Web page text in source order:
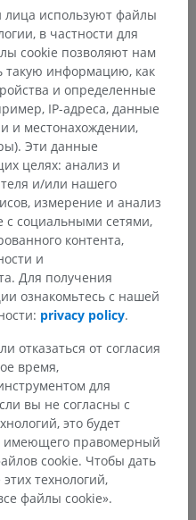
молочной железы часто
по поверхностным
поверхностного
необходимым условием
сторожевого
СООБЩИТЬ
Physiology. 14th ed. Philadelphia:
лица используют файлы
в частности для
cookie позволяют нам
такую информацию, как
и определенные
IP-адреса, данные
и местонахождении,
Эти данные
целях: анализ и
и/или нашего
измерение и анализ
с социальными сетями,
контента,
и
Для получения
ознакомьтесь с нашей
privacy policy.
отказаться от согласия
время,
для
вы не согласны с
это будет
имеющего правомерный
cookie. Чтобы дать
технологий,
файлы cookie».